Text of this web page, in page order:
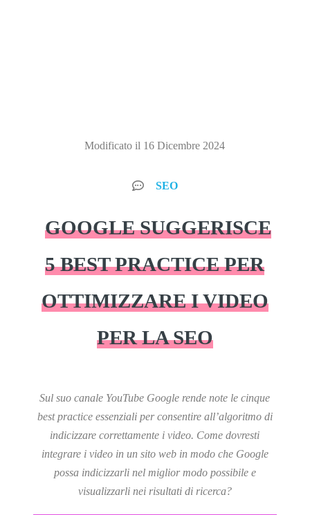
Modificato il 16 Dicembre 2024
SEO
GOOGLE SUGGERISCE
5 BEST PRACTICE PER
OTTIMIZZARE I VIDEO
PER LA SEO
Sul suo canale YouTube Google rende note le cinque
best practice essenziali per consentire all’algoritmo di
indicizzare correttamente i video. Come dovresti
integrare i video in un sito web in modo che Google
possa indicizzarli nel miglior modo possibile e
visualizzarli nei risultati di ricerca?